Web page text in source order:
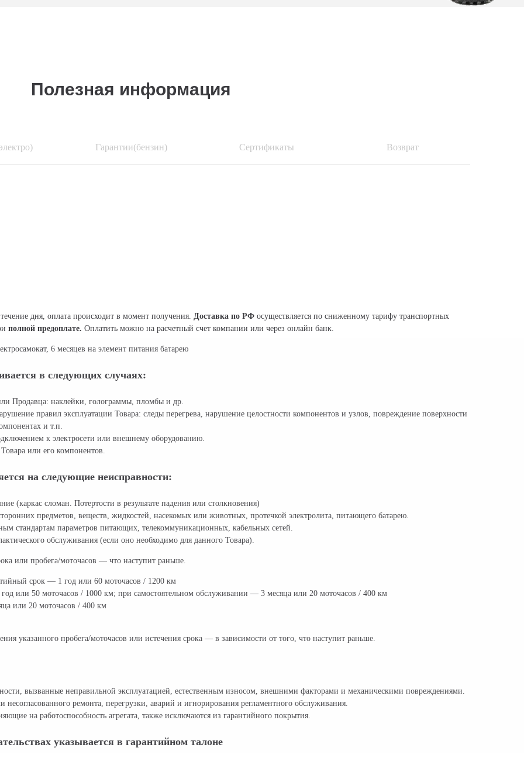
Полезная информация
Гарантии(бензин) Сертификаты Возврат
дня, оплата происходит в момент получения. Доставка по РФ осуществляется по сниженному тарифу транспортных
полной предоплате. Оплатить можно на расчетный счет компании или через онлайн банк.
6 месяцев на элемент питания батарею
в следующих случаях:
Продавца: наклейки, голограммы, пломбы и др.
правил эксплуатации Товара: следы перегрева, нарушение целостности компонентов и узлов, повреждение поверхности
и т.п.
к электросети или внешнему оборудованию.
или его компонентов.
на следующие неисправности:
(каркас сломан. Потертости в результате падения или столкновения)
предметов, веществ, жидкостей, насекомых или животных, протечкой электролита, питающего батарею.
стандартам параметров питающих, телекоммуникационных, кабельных сетей.
обслуживания (если оно необходимо для данного Товара).
или пробега/моточасов — что наступит раньше.
срок — 1 год или 60 моточасов / 1200 км
или 50 моточасов / 1000 км; при самостоятельном обслуживании — 3 месяца или 20 моточасов / 400 км
или 20 моточасов / 400 км
указанного пробега/моточасов или истечения срока — в зависимости от того, что наступит раньше.
вызванные неправильной эксплуатацией, естественным износом, внешними факторами и механическими повреждениями.
ремонта, перегрузки, аварий и игнорирования регламентного обслуживания.
на работоспособность агрегата, также исключаются из гарантийного покрытия.
указывается в гарантийном талоне